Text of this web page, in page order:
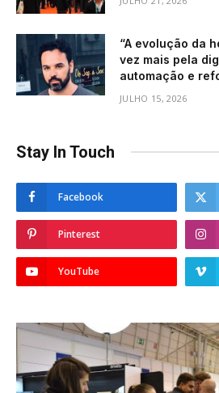
“A evolução da
vez mais pela
automação e
JULHO 15, 2026
Stay In Touch
Facebook
Pinterest
YouTube